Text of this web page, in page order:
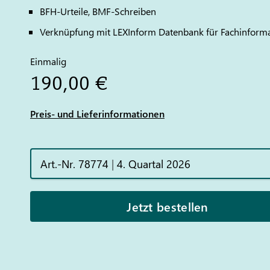
BFH-Urteile, BMF-Schreiben
Verknüpfung mit LEXInform Datenbank für
Einmalig
190,00 €
Preis- und Lieferinformationen
Art.-Nr. 78774 | 4. Quartal 2026
Jetzt bestellen